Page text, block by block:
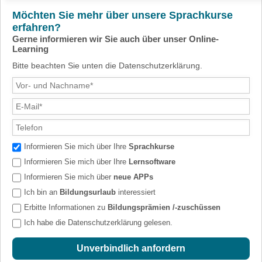
Möchten Sie mehr über unsere Sprachkurse
erfahren?
Gerne informieren wir Sie auch über unser Online-
Learning
Bitte beachten Sie unten die Datenschutzerklärung.
Informieren Sie mich über Ihre Sprachkurse
Informieren Sie mich über Ihre Lernsoftware
Informieren Sie mich über neue APPs
Ich bin an Bildungsurlaub interessiert
Erbitte Informationen zu Bildungsprämien /-zuschüssen
Ich habe die Datenschutzerklärung gelesen.
Unverbindlich anfordern